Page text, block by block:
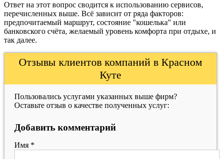
Ответ на этот вопрос сводится к использованию сервисов,
перечисленных выше. Всё зависит от ряда факторов:
предпочитаемый маршрут, состояние "кошелька" или
банковского счёта, желаемый уровень комфорта при отдыхе, и
так далее.
Отзывы клиентов компаний в Красном
Куте
Пользовались услугами указанных выше фирм?
Оставьте отзыв о качестве полученных услуг:
Добавить комментарий
Имя *